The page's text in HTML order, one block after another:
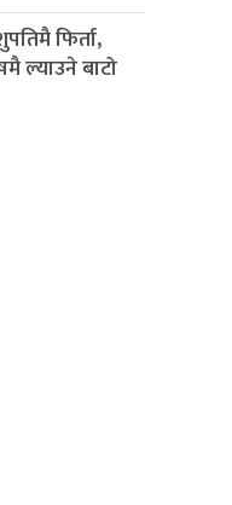
फिर्ता,
ल्याउने बाटो